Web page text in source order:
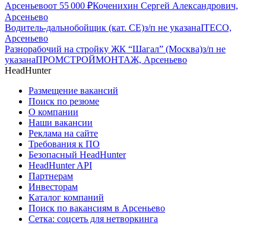
Арсеньевоот 55 000 ₽Коченихин Сергей Александрович,
Арсеньево
Водитель-дальнобойщик (кат. CE)з/п не указанаITECO,
Арсеньево
Разнорабочий на стройку ЖК “Шагал” (Москва)з/п не
указанаПРОМСТРОЙМОНТАЖ, Арсеньево
HeadHunter
Размещение вакансий
Поиск по резюме
О компании
Наши вакансии
Реклама на сайте
Требования к ПО
Безопасный HeadHunter
HeadHunter API
Партнерам
Инвесторам
Каталог компаний
Поиск по вакансиям в Арсеньево
Сетка: соцсеть для нетворкинга